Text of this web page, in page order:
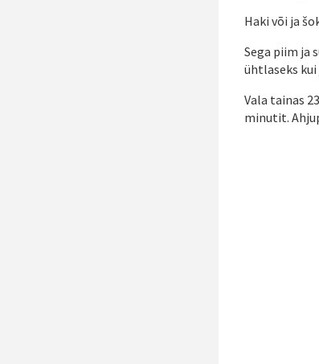
Haki või ja
Sega piim ja
ühtlaseks kui
Vala tainas
minutit.